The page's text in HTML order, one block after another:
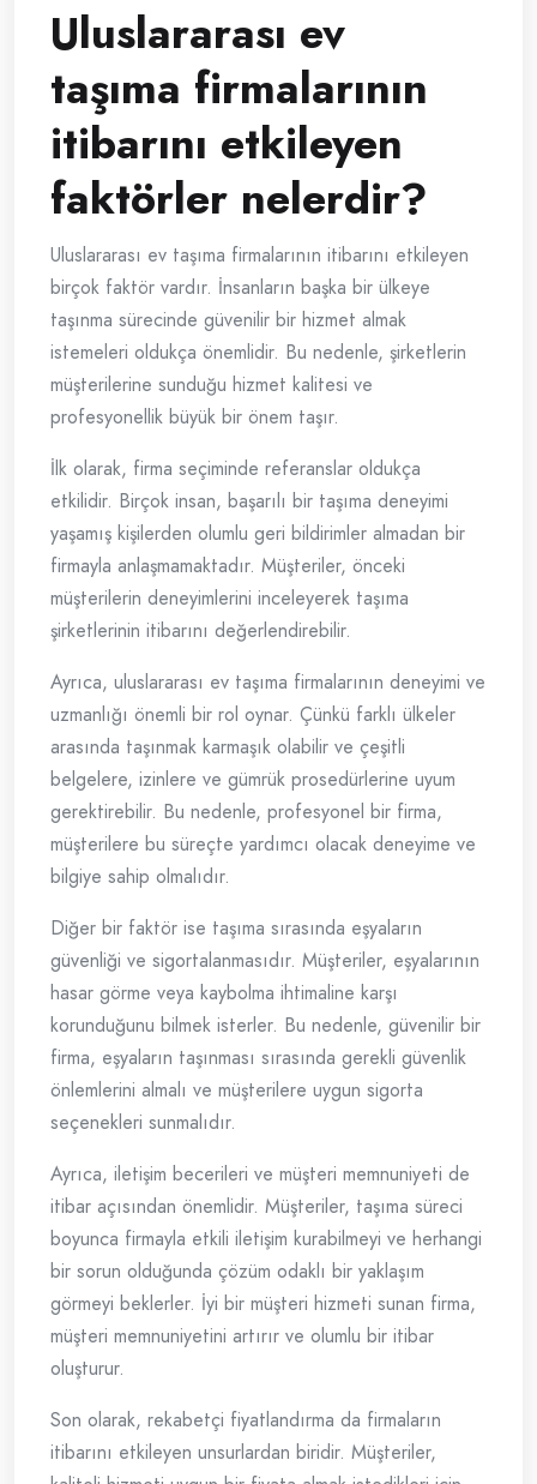
Uluslararası ev
taşıma firmalarının
itibarını etkileyen
faktörler nelerdir?
Uluslararası ev taşıma firmalarının itibarını etkileyen
birçok faktör vardır. İnsanların başka bir ülkeye
taşınma sürecinde güvenilir bir hizmet almak
istemeleri oldukça önemlidir. Bu nedenle, şirketlerin
müşterilerine sunduğu hizmet kalitesi ve
profesyonellik büyük bir önem taşır.
İlk olarak, firma seçiminde referanslar oldukça
etkilidir. Birçok insan, başarılı bir taşıma deneyimi
yaşamış kişilerden olumlu geri bildirimler almadan bir
firmayla anlaşmamaktadır. Müşteriler, önceki
müşterilerin deneyimlerini inceleyerek taşıma
şirketlerinin itibarını değerlendirebilir.
Ayrıca, uluslararası ev taşıma firmalarının deneyimi ve
uzmanlığı önemli bir rol oynar. Çünkü farklı ülkeler
arasında taşınmak karmaşık olabilir ve çeşitli
belgelere, izinlere ve gümrük prosedürlerine uyum
gerektirebilir. Bu nedenle, profesyonel bir firma,
müşterilere bu süreçte yardımcı olacak deneyime ve
bilgiye sahip olmalıdır.
Diğer bir faktör ise taşıma sırasında eşyaların
güvenliği ve sigortalanmasıdır. Müşteriler, eşyalarının
hasar görme veya kaybolma ihtimaline karşı
korunduğunu bilmek isterler. Bu nedenle, güvenilir bir
firma, eşyaların taşınması sırasında gerekli güvenlik
önlemlerini almalı ve müşterilere uygun sigorta
seçenekleri sunmalıdır.
Ayrıca, iletişim becerileri ve müşteri memnuniyeti de
itibar açısından önemlidir. Müşteriler, taşıma süreci
boyunca firmayla etkili iletişim kurabilmeyi ve herhangi
bir sorun olduğunda çözüm odaklı bir yaklaşım
görmeyi beklerler. İyi bir müşteri hizmeti sunan firma,
müşteri memnuniyetini artırır ve olumlu bir itibar
oluşturur.
Son olarak, rekabetçi fiyatlandırma da firmaların
itibarını etkileyen unsurlardan biridir. Müşteriler,